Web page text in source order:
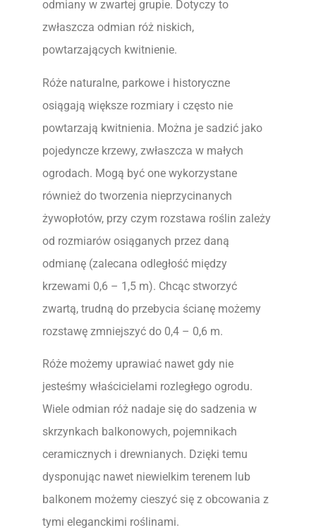
odmiany w zwartej grupie. Dotyczy to
zwłaszcza odmian róż niskich,
powtarzających kwitnienie.
Róże naturalne, parkowe i historyczne
osiągają większe rozmiary i często nie
powtarzają kwitnienia. Można je sadzić jako
pojedyncze krzewy, zwłaszcza w małych
ogrodach. Mogą być one wykorzystane
również do tworzenia nieprzycinanych
żywopłotów, przy czym rozstawa roślin zależy
od rozmiarów osiąganych przez daną
odmianę (zalecana odległość między
krzewami 0,6 – 1,5 m). Chcąc stworzyć
zwartą, trudną do przebycia ścianę możemy
rozstawę zmniejszyć do 0,4 – 0,6 m.
Róże możemy uprawiać nawet gdy nie
jesteśmy właścicielami rozległego ogrodu.
Wiele odmian róż nadaje się do sadzenia w
skrzynkach balkonowych, pojemnikach
ceramicznych i drewnianych. Dzięki temu
dysponując nawet niewielkim terenem lub
balkonem możemy cieszyć się z obcowania z
tymi eleganckimi roślinami.